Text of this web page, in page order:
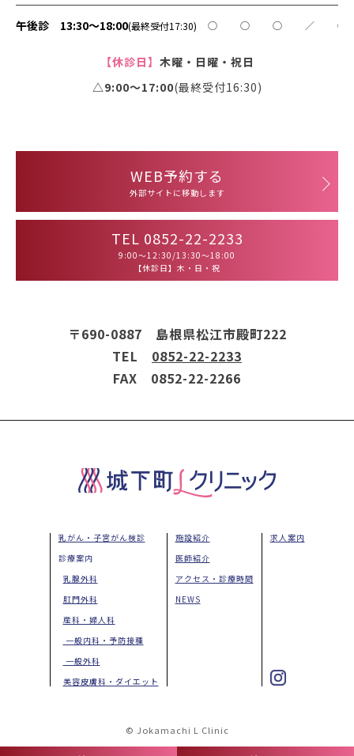
午後診 13:30～18:00(最終受付17:30) ○ ○ ○ ／ ○
【休診日】 木曜・日曜・祝日
△9:00〜17:00(最終受付16:30)
WEB予約する
外部サイトに移動します
TEL 0852-22-2233
9:00～12:30/13:30～18:00
【休診日】木・日・祝
〒690-0887 島根県松江市殿町222
TEL 0852-22-2233
FAX 0852-22-2266
乳がん・子宮がん検診
診療案内
乳腺外科
肛門外科
産科・婦人科
一般内科・予防接種
一般外科
美容皮膚科・ダイエット
施設紹介
医師紹介
アクセス・診療時間
NEWS
求人案内
© Jokamachi L Clinic